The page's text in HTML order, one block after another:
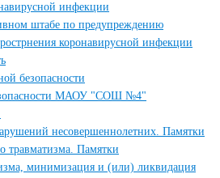
инфекции
штабе по предупреждению
коронавирусной инфекции
безопасности
МАОУ "СОШ №4"
несовершеннолетних. Памятки
травматизма. Памятки
минимизация и (или) ликвидация